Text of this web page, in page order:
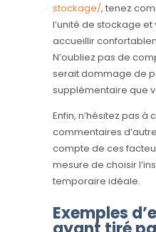
stockage/, tenez
l’unité de stockage
accueillir
N’oubliez pas de
serait dommage de
supplémentaire que
Enfin, n’hésitez pas à
commentaires
compte de ces
mesure de choisir
temporaire idéale.
Exemples